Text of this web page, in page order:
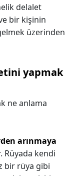
delalet
bir kişinin
üzerinden
yapmak
ne anlama
arınmaya
. Rüyada kendi
bir rüya gibi